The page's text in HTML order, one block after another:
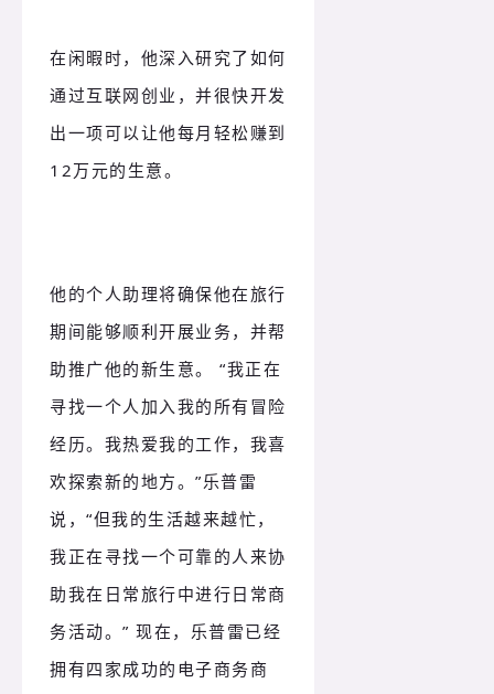
在闲暇时，他深入研究了如何
通过互联网创业，并很快开发
出一项可以让他每月轻松赚到
12万元的生意。
他的个人助理将确保他在旅行
期间能够顺利开展业务，并帮
助推广他的新生意。 “我正在
寻找一个人加入我的所有冒险
经历。我热爱我的工作，我喜
欢探索新的地方。”乐普雷
说，“但我的生活越来越忙，
我正在寻找一个可靠的人来协
助我在日常旅行中进行日常商
务活动。” 现在，乐普雷已经
拥有四家成功的电子商务商